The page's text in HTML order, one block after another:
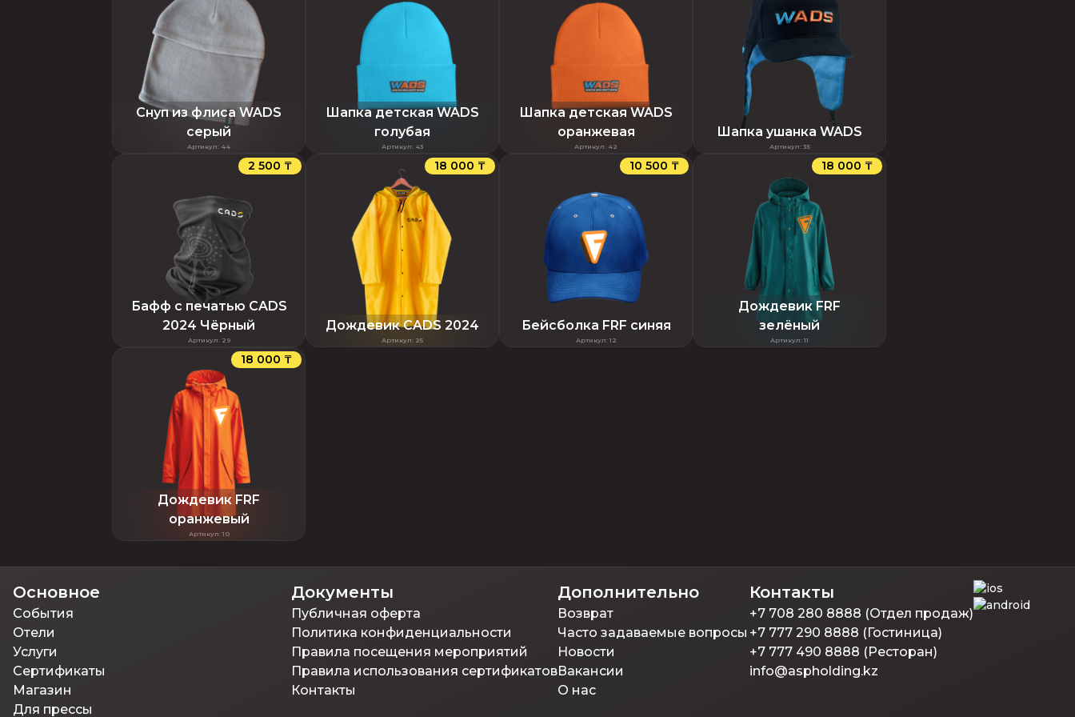
Снуп из флиса WADS
серый
Артикул: 44
Шапка детская WADS
голубая
Артикул: 43
Шапка детская WADS
оранжевая
Артикул: 42
Шапка ушанка WADS
Артикул: 35
2 500 ₸
Бафф с печатью CADS
2024 Чёрный
Артикул: 29
18 000 ₸
Дождевик CADS 2024
Артикул: 25
10 500 ₸
Бейсболка FRF синяя
Артикул: 12
18 000 ₸
Дождевик FRF
зелёный
Артикул: 11
18 000 ₸
Дождевик FRF
оранжевый
Артикул: 10
Основное
События
Отели
Услуги
Сертификаты
Магазин
Для прессы
Документы
Публичная оферта
Политика конфиденциальности
Правила посещения мероприятий
Правила использования сертификатов
Контакты
Дополнительно
Возврат
Часто задаваемые вопросы
Новости
Вакансии
О нас
Контакты
+7 708 280 8888 (Отдел продаж)
+7 777 290 8888 (Гостиница)
+7 777 490 8888 (Ресторан)
info@aspholding.kz